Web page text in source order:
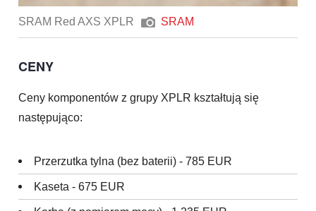
SRAM Red AXS XPLR SRAM
CENY
Ceny komponentów z grupy XPLR kształtują się
następująco:
Przerzutka tylna (bez baterii) - 785 EUR
Kaseta - 675 EUR